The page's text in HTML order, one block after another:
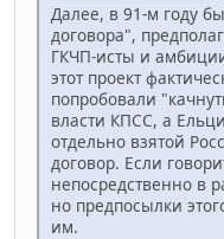
Далее, в 91-м году
договора",
ГКЧП-исты и
этот проект
попробовали
власти КПСС, а
отдельно взятой
договор. Если
непосредственно в
но предпосылки
им.